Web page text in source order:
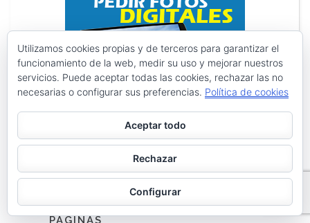
Search
PÁGINAS
Utilizamos cookies propias y de terceros para garantizar el
funcionamiento de la web, medir su uso y mejorar nuestros
servicios. Puede aceptar todas las cookies, rechazar las no
necesarias o configurar sus preferencias. Política de cookies
Aceptar todo
Rechazar
Configurar